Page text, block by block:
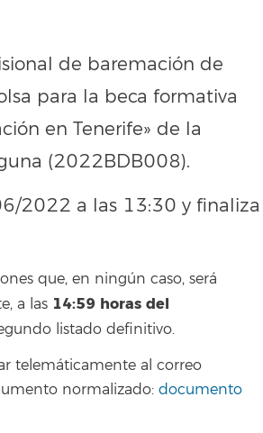
de baremación de
para la beca formativa
en Tenerife» de la
(2022BDB008).
2022 a las 13:30 y finaliza
que, en ningún caso, será
a las 14:59 horas del
listado definitivo.
telemáticamente al correo
normalizado: documento